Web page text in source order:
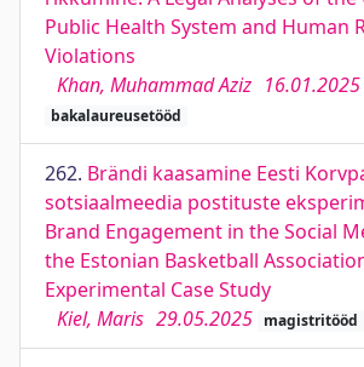
Public Health System and Human
Violations
Khan, Muhammad Aziz 16.01.2025
bakalaureusetööd
262. Brändi kaasamine Eesti
sotsiaalmeedia postituste
Brand Engagement in the Social
the Estonian Basketball
Experimental Case Study
Kiel, Maris 29.05.2025 magistritööd